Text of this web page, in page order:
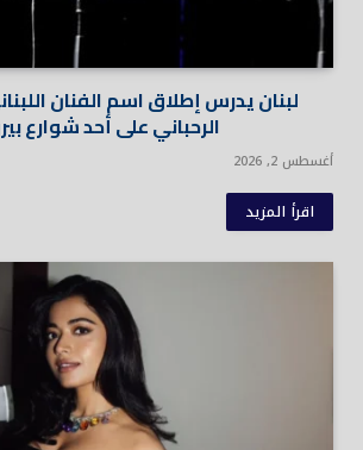
لبنان يدرس إطلاق اسم الفنان
الرحباني على أحد شوارع
أغسطس 2, 2026
اقرأ المزيد